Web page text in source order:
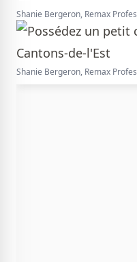
Shanie Bergeron, Remax
Shanie Bergeron, Remax